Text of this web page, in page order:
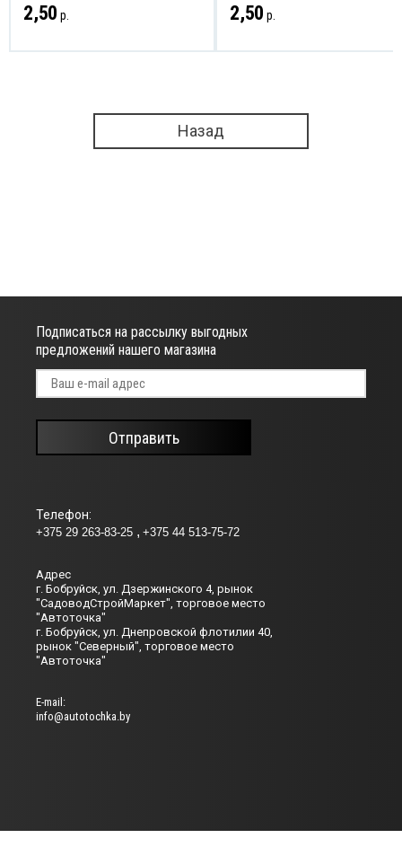
2,50 р. 2,50 р.
Назад
Телефон:
+375 29 263-83-25 +375 44 513-75-72
Адрес
г. Бобруйск, ул. Дзержинского 4, рынок
"СадоводСтройМаркет", торговое место
"Автоточка"
г. Бобруйск, ул. Днепровской флотилии 40,
рынок "Северный", торговое место
"Автоточка"
Е-mail:
info@autotochka.by
Подписаться на рассылку выгодных
предложений нашего магазина
Отправить